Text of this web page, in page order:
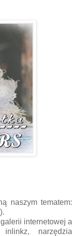
naszym tematem:
internetowej a
narzędzia